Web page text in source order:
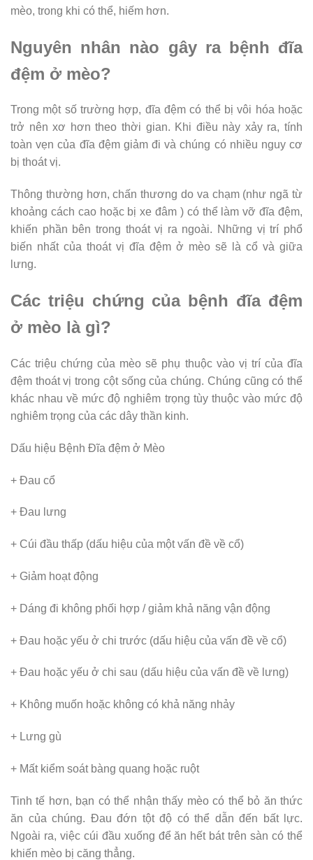
mèo, trong khi có thể, hiếm hơn.
Nguyên nhân nào gây ra bệnh đĩa
đệm ở mèo?
Trong một số trường hợp, đĩa đệm có thể bị vôi hóa hoặc
trở nên xơ hơn theo thời gian. Khi điều này xảy ra, tính
toàn vẹn của đĩa đệm giảm đi và chúng có nhiều nguy cơ
bị thoát vị.
Thông thường hơn, chấn thương do va chạm (như ngã từ
khoảng cách cao hoặc bị xe đâm ) có thể làm vỡ đĩa đệm,
khiến phần bên trong thoát vị ra ngoài. Những vị trí phổ
biến nhất của thoát vị đĩa đệm ở mèo sẽ là cổ và giữa
lưng.
Các triệu chứng của bệnh đĩa đệm
ở mèo là gì?
Các triệu chứng của mèo sẽ phụ thuộc vào vị trí của đĩa
đệm thoát vị trong cột sống của chúng. Chúng cũng có thể
khác nhau về mức độ nghiêm trọng tùy thuộc vào mức độ
nghiêm trọng của các dây thần kinh.
Dấu hiệu Bệnh Đĩa đệm ở Mèo
+ Đau cổ
+ Đau lưng
+ Cúi đầu thấp (dấu hiệu của một vấn đề về cổ)
+ Giảm hoạt động
+ Dáng đi không phối hợp / giảm khả năng vận động
+ Đau hoặc yếu ở chi trước (dấu hiệu của vấn đề về cổ)
+ Đau hoặc yếu ở chi sau (dấu hiệu của vấn đề về lưng)
+ Không muốn hoặc không có khả năng nhảy
+ Lưng gù
+ Mất kiểm soát bàng quang hoặc ruột
Tinh tế hơn, bạn có thể nhận thấy mèo có thể bỏ ăn thức
ăn của chúng. Đau đớn tột độ có thể dẫn đến bất lực.
Ngoài ra, việc cúi đầu xuống để ăn hết bát trên sàn có thể
khiến mèo bị căng thẳng.